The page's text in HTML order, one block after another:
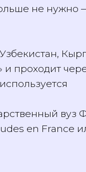
больше не
Узбекистан,
и проходит
en